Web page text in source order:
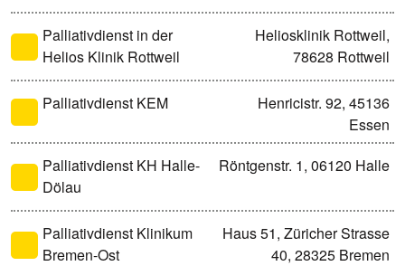
Palliativdienst in der
Helios Klinik Rottweil
Heliosklinik Rottweil,
78628 Rottweil
Palliativdienst KEM
Henricistr. 92, 45136
Essen
Palliativdienst KH Halle-
Dölau
Röntgenstr. 1, 06120 Halle
Palliativdienst Klinikum
Bremen-Ost
Haus 51, Züricher Strasse
40, 28325 Bremen